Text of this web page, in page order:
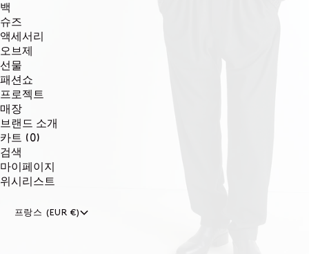
백
슈즈
액세서리
오브제
선물
패션쇼
프로젝트
매장
브랜드 소개
카트 (0)
검색
마이페이지
위시리스트
프랑스 (EUR €)